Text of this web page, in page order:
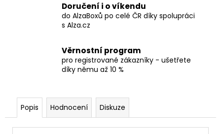
Doručení i o víkendu
do AlzaBoxů po celé ČR díky spolupráci
s Alza.cz
Věrnostní program
pro registrované zákazníky - ušetřete
díky němu až 10 %
Popis Hodnocení Diskuze